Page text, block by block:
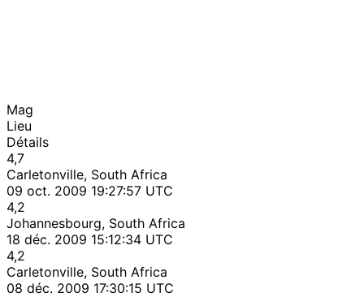
Mag
Lieu
Détails
4,7
Carletonville, South Africa
09 oct. 2009 19:27:57 UTC
4,2
Johannesbourg, South Africa
18 déc. 2009 15:12:34 UTC
4,2
Carletonville, South Africa
08 déc. 2009 17:30:15 UTC